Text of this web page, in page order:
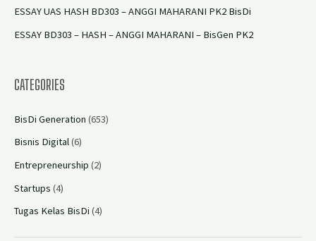
ESSAY UAS HASH BD303 – ANGGI MAHARANI PK2 BisDi
ESSAY BD303 – HASH – ANGGI MAHARANI – BisGen PK2
CATEGORIES
BisDi Generation (653)
Bisnis Digital(6)
Entrepreneurship (2)
Startups (4)
Tugas Kelas BisDi (4)